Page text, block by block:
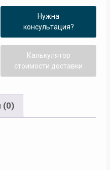
Нужна
консультация?
Калькулятор
стоимости доставки
(0)